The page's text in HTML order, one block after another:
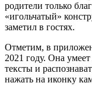
родители только
«игольчатый»
заметил в гостях.
Отметим, в
2021 году. Она
тексты и
нажать на иконку